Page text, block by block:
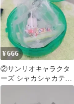
¥666
②サンリオキャラクタ
ーズ シャカシャカテト
ラチャーム ポチャッ